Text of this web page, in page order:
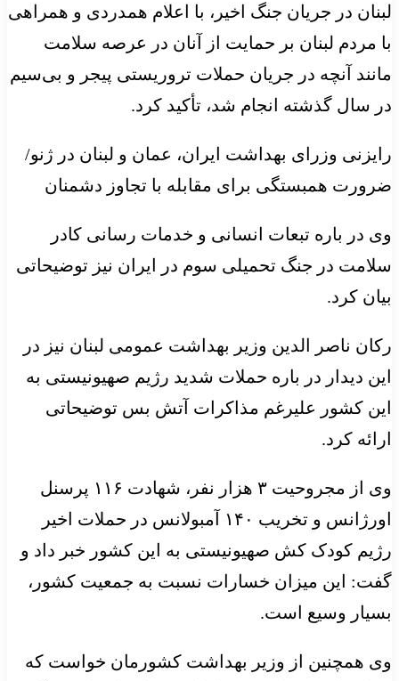
لبنان در جریان جنگ اخیر، با اعلام همدردی و همراهی
با مردم لبنان بر حمایت از آنان در عرصه سلامت
مانند آنچه در جریان حملات تروریستی پیجر و بی‌سیم
در سال گذشته انجام شد، تأکید کرد.
رایزنی وزرای بهداشت ایران، عمان و لبنان در ژنو/
ضرورت همبستگی برای مقابله با تجاوز دشمنان
وی در باره تبعات انسانی و خدمات رسانی کادر
سلامت در جنگ تحمیلی سوم در ایران نیز توضیحاتی
بیان کرد.
رکان ناصر الدین وزیر بهداشت عمومی لبنان نیز در
این دیدار در باره حملات شدید رژیم صهیونیستی به
این کشور علیرغم مذاکرات آتش بس توضیحاتی
ارائه کرد.
وی از مجروحیت ۳ هزار نفر، شهادت ۱۱۶ پرسنل
اورژانس و تخریب ۱۴۰ آمبولانس در حملات اخیر
رژیم کودک کش صهیونیستی به این کشور خبر داد و
گفت: این میزان خسارات نسبت به جمعیت کشور،
بسیار وسیع است.
وی همچنین از وزیر بهداشت کشورمان خواست که